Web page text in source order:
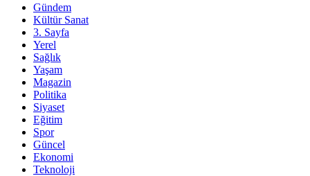
Gündem
Kültür Sanat
3. Sayfa
Yerel
Sağlık
Yaşam
Magazin
Politika
Siyaset
Eğitim
Spor
Güncel
Ekonomi
Teknoloji